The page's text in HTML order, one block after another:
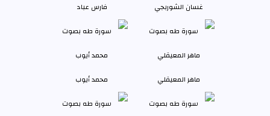
غسان الشوربجي فارس عباد
ماهر المعيقلي محمد أيوب